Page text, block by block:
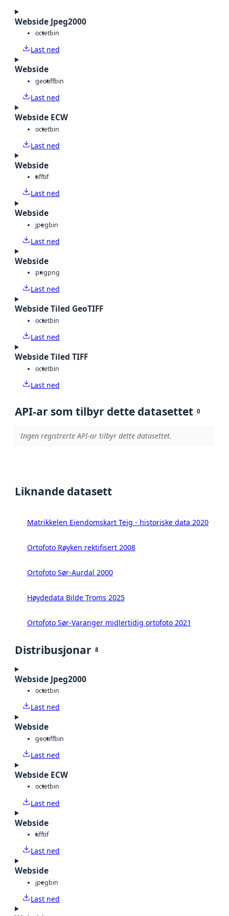
Webside Jpeg2000
octetbin
Last ned
Webside
geotiffbin
Last ned
Webside ECW
octetbin
Last ned
Webside
tifftif
Last ned
Webside
jpegbin
Last ned
Webside
pngpng
Last ned
Webside Tiled GeoTIFF
octetbin
Last ned
Webside Tiled TIFF
octetbin
Last ned
API-ar som tilbyr dette datasettet 0
Ingen registrerte API-ar tilbyr dette datasettet.
Liknande datasett
Matrikkelen Eiendomskart Teig - historiske data 2020
Ortofoto Røyken rektifisert 2008
Ortofoto Sør-Aurdal 2000
Høydedata Bilde Troms 2025
Ortofoto Sør-Varanger midlertidig ortofoto 2021
Distribusjonar 8
Webside Jpeg2000
octetbin
Last ned
Webside
geotiffbin
Last ned
Webside ECW
octetbin
Last ned
Webside
tifftif
Last ned
Webside
jpegbin
Last ned